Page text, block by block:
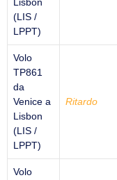
Lisbon
(LIS /
LPPT)
Volo
TP861
da
Venice a
Lisbon
(LIS /
LPPT)
Ritardo
Volo